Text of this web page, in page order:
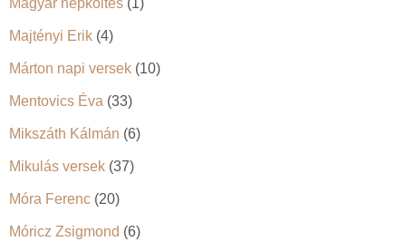
Majtényi Erik (4)
Márton napi versek (10)
Mentovics Éva (33)
Mikszáth Kálmán (6)
Mikulás versek (37)
Móra Ferenc (20)
Móricz Zsigmond (6)